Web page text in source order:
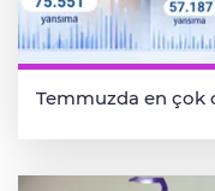
Temmuzda en çok